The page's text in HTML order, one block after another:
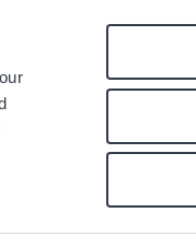
Pied